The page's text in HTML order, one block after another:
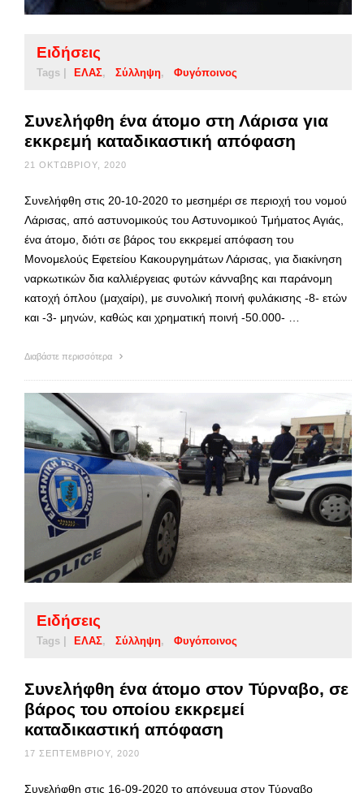
Ειδήσεις
Tags | ΕΛΑΣ Σύλληψη Φυγόποινος
Συνελήφθη ένα άτομο στη Λάρισα για
εκκρεμή καταδικαστική απόφαση
21 ΟΚΤΩΒΡΊΟΥ, 2020
Συνελήφθη στις 20-10-2020 το μεσημέρι σε περιοχή του νομού
Λάρισας, από αστυνομικούς του Αστυνομικού Τμήματος Αγιάς,
ένα άτομο, διότι σε βάρος του εκκρεμεί απόφαση του
Μονομελούς Εφετείου Κακουργημάτων Λάρισας, για διακίνηση
ναρκωτικών δια καλλιέργειας φυτών κάνναβης και παράνομη
κατοχή όπλου (μαχαίρι), με συνολική ποινή φυλάκισης -8- ετών
και -3- μηνών, καθώς και χρηματική ποινή -50.000- …
Διαβάστε περισσότερα
Ειδήσεις
Tags | ΕΛΑΣ Σύλληψη Φυγόποινος
Συνελήφθη ένα άτομο στον Τύρναβο, σε
βάρος του οποίου εκκρεμεί
καταδικαστική απόφαση
17 ΣΕΠΤΕΜΒΡΊΟΥ, 2020
Συνελήφθη στις 16-09-2020 το απόγευμα στον Τύρναβο